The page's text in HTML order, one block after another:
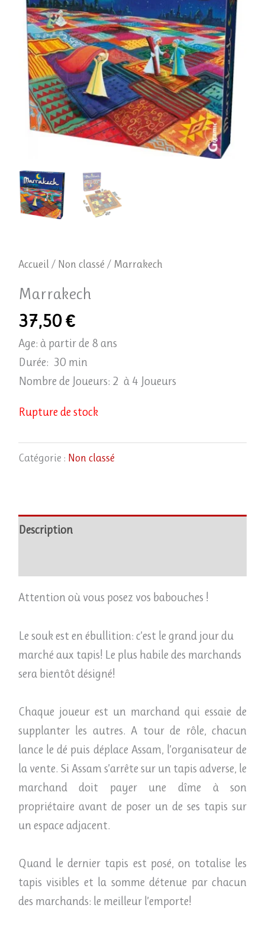
Accueil / Non classé / Marrakech
Marrakech
37,50€
Age: à partir de 8 ans
Durée: 30 min
Nombre de Joueurs: 2 à 4 Joueurs
Rupture de stock
Catégorie : Non classé
Description
Attention où vous posez vos babouches !
Le souk est en ébullition: c’est le grand jour du
marché aux tapis! Le plus habile des marchands
sera bientôt désigné!
Chaque joueur est un marchand qui essaie de
supplanter les autres. A tour de rôle, chacun
lance le dé puis déplace Assam, l’organisateur de
la vente. Si Assam s’arrête sur un tapis adverse, le
marchand doit payer une dîme à son
propriétaire avant de poser un de ses tapis sur
un espace adjacent.
Quand le dernier tapis est posé, on totalise les
tapis visibles et la somme détenue par chacun
des marchands: le meilleur l’emporte!